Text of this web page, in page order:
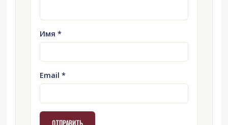
Имя *
Email *